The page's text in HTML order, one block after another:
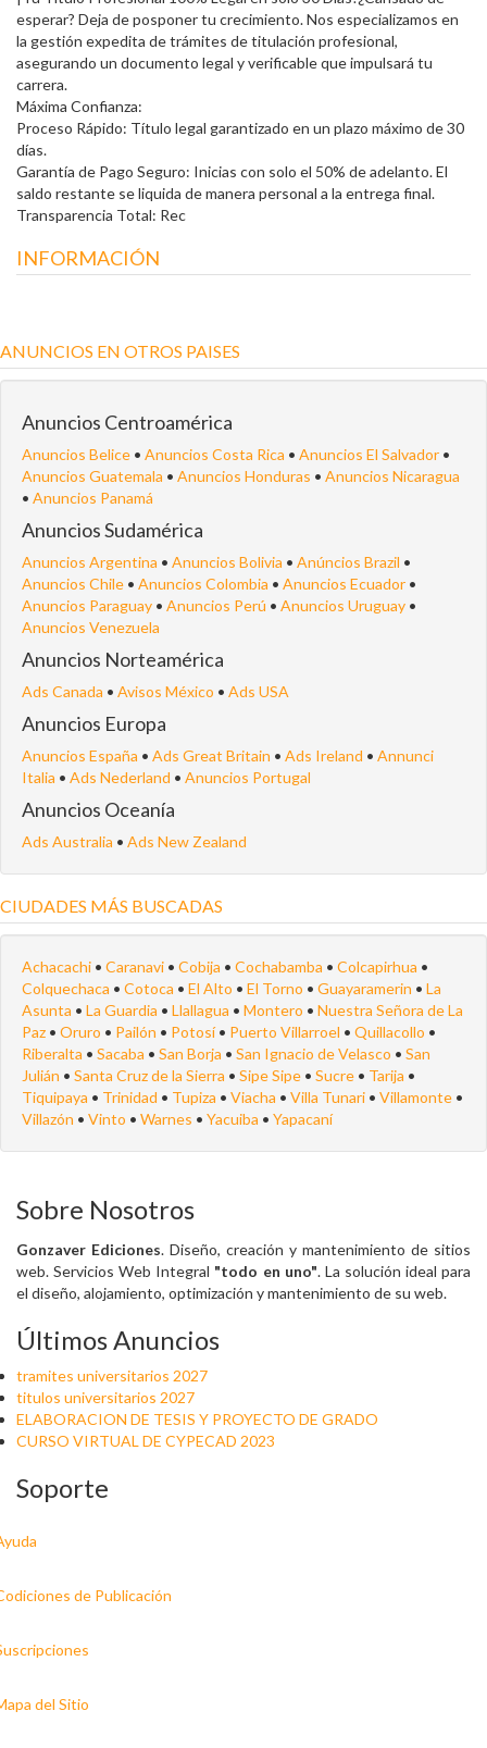
esperar? Deja de posponer tu crecimiento. Nos especializamos en
la gestión expedita de trámites de titulación profesional,
asegurando un documento legal y verificable que impulsará tu
carrera.
Máxima Confianza:
Proceso Rápido: Título legal garantizado en un plazo máximo de 30
días.
Garantía de Pago Seguro: Inicias con solo el 50% de adelanto. El
saldo restante se liquida de manera personal a la entrega final.
Transparencia Total: Rec
INFORMACIÓN
ANUNCIOS EN OTROS PAISES
Anuncios Centroamérica
Anuncios Belice • Anuncios Costa Rica • Anuncios El Salvador •
Anuncios Guatemala • Anuncios Honduras • Anuncios Nicaragua
• Anuncios Panamá
Anuncios Sudamérica
Anuncios Argentina • Anuncios Bolivia • Anúncios Brazil •
Anuncios Chile • Anuncios Colombia • Anuncios Ecuador •
Anuncios Paraguay • Anuncios Perú • Anuncios Uruguay •
Anuncios Venezuela
Anuncios Norteamérica
Ads Canada • Avisos México • Ads USA
Anuncios Europa
Anuncios España • Ads Great Britain • Ads Ireland • Annunci
Italia • Ads Nederland • Anuncios Portugal
Anuncios Oceanía
Ads Australia • Ads New Zealand
CIUDADES MÁS BUSCADAS
Achacachi • Caranavi • Cobija • Cochabamba • Colcapirhua •
Colquechaca • Cotoca • El Alto • El Torno • Guayaramerin • La
Asunta • La Guardia • Llallagua • Montero • Nuestra Señora de La
Paz • Oruro • Pailón • Potosí• Puerto Villarroel • Quillacollo •
Riberalta • Sacaba • San Borja • San Ignacio de Velasco • San
Julián • Santa Cruz de la Sierra • Sipe Sipe • Sucre • Tarija •
Tiquipaya • Trinidad • Tupiza • Viacha • Villa Tunari • Villamonte •
Villazón • Vinto • Warnes • Yacuiba • Yapacaní
Sobre Nosotros
Gonzaver Ediciones. Diseño, creación y mantenimiento de sitios
web. Servicios Web Integral "todo en uno". La solución ideal para
el diseño, alojamiento, optimización y mantenimiento de su web.
Últimos Anuncios
tramites universitarios 2027
titulos universitarios 2027
ELABORACION DE TESIS Y PROYECTO DE GRADO
CURSO VIRTUAL DE CYPECAD 2023
Soporte
de Publicación
del Sitio